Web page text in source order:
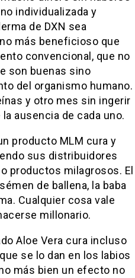
individualizada y
de DXN sea
más beneficioso que
convencional, que no
son buenas sino
del organismo humano.
y otro mes sin ingerir
ausencia de cada uno.
producto MLM cura y
sus distribuidores
productos milagrosos. El
de ballena, la baba
Cualquier cosa vale
millonario.
Aloe Vera cura incluso
se lo dan en los labios
más bien un efecto no